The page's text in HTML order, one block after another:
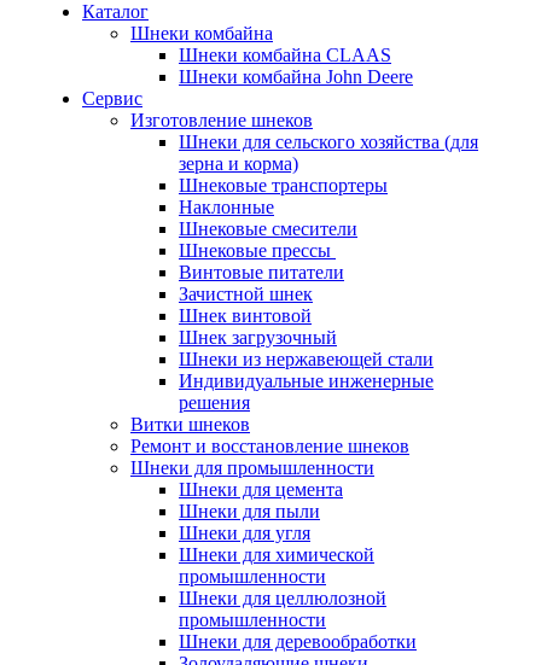
Каталог
Шнеки комбайна
Шнеки комбайна CLAAS
Шнеки комбайна John Deere
Сервис
Изготовление шнеков
Шнеки для сельского хозяйства (для
зерна и корма)
Шнековые транспортеры
Наклонные
Шнековые смесители
Шнековые прессы
Винтовые питатели
Зачистной шнек
Шнек винтовой
Шнек загрузочный
Шнеки из нержавеющей стали
Индивидуальные инженерные
решения
Витки шнеков
Ремонт и восстановление шнеков
Шнеки для промышленности
Шнеки для цемента
Шнеки для пыли
Шнеки для угля
Шнеки для химической
промышленности
Шнеки для целлюлозной
промышленности
Шнеки для деревообработки